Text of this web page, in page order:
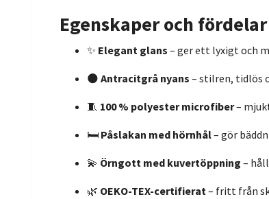
Egenskaper och fördelar
✨ Elegant glans – ger ett lyxigt och
🌑 Antracitgrå nyans – stilren, tidlös
🧵 100 % polyester microfiber–
🛏️ Påslakan med hörnhål– gör
💫 Örngott med kuvertöppning –
🌿 OEKO-TEX-certifierat– fritt från